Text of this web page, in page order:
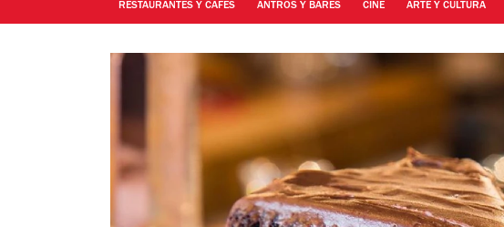
RESTAURANTES Y CAFES ANTROS Y BARES CINE ARTE Y CULTURA